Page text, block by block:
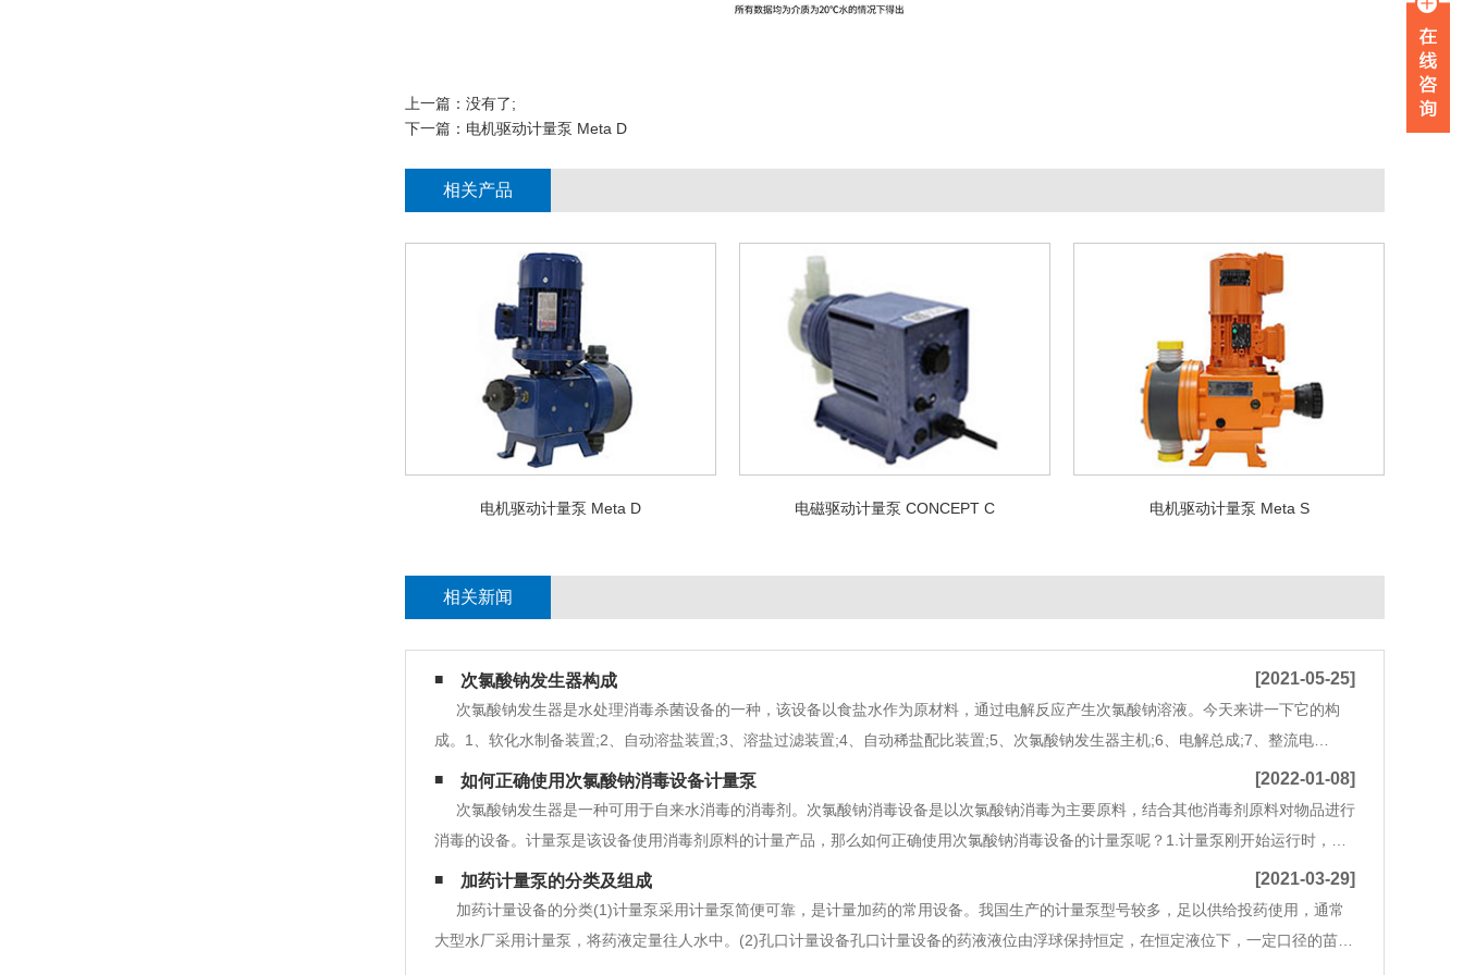
上一篇：没有了;
下一篇： 电机驱动计量泵 Meta D
相关产品
电机驱动计量泵 Meta D 电磁驱动计量泵 CONCEPT C 电机驱动计量泵 Meta S
相关新闻
次氯酸钠发生器构成 [2021-05-25]
次氯酸钠发生器是水处理消毒杀菌设备的一种，该设备以食盐水作为原材料，通过电解反应产生次氯酸钠溶液。今天来讲一下它的构
成。1、软化水制备装置;2、自动溶盐装置;3、溶盐过滤装置;4、自动稀盐配比装置;5、次氯酸钠发生器主机;6、电解总成;7、整流电
源;8、自动控制系统;9、次氯酸钠存储罐;10、投加自动化系统等部分组成。次氯酸钠发生器主机：集成电解槽、电解电源、计量泵、控制
系统等为一体，电解槽通过电
如何正确使用次氯酸钠消毒设备计量泵 [2022-01-08]
次氯酸钠发生器是一种可用于自来水消毒的消毒剂。次氯酸钠消毒设备是以次氯酸钠消毒为主要原料，结合其他消毒剂原料对物品进行
消毒的设备。计量泵是该设备使用消毒剂原料的计量产品，那么如何正确使用次氯酸钠消毒设备的计量泵呢？1.计量泵刚开始运行时，应
逆时针打开排气阀，待药液流出后拧紧接头，泵正常投药。2.将次氯酸钠消毒设备计量泵的频率旋钮调整到百分之50左右，将电控箱开关
旋转到启动位置，启动运行。3.计量泵
加药计量泵的分类及组成 [2021-03-29]
加药计量设备的分类(1)计量泵采用计量泵简便可靠，是计量加药的常用设备。我国生产的计量泵型号较多，足以供给投药使用，通常
大型水厂采用计量泵，将药液定量往人水中。(2)孔口计量设备孔口计量设备的药液液位由浮球保持恒定，在恒定液位下，一定口径的苗嘴